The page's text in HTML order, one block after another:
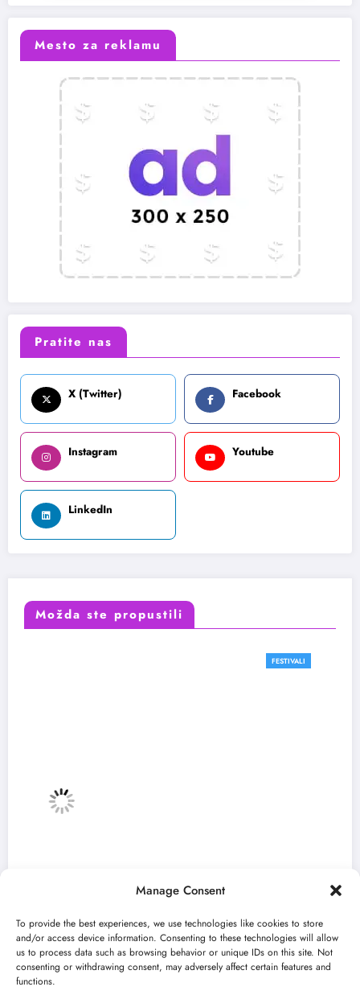
Manage Consent
To provide the best experiences, we use technologies like cookies to store
and/or access device information. Consenting to these technologies will allow
us to process data such as browsing behavior or unique IDs on this site. Not
consenting or withdrawing consent, may adversely affect certain features and
functions.
Mesto za reklamu
Pratite nas
X (Twitter) Facebook
Instagram Youtube
LinkedIn
Možda ste propustili
„Najveći mali festival u Vojvodini“ i ovog